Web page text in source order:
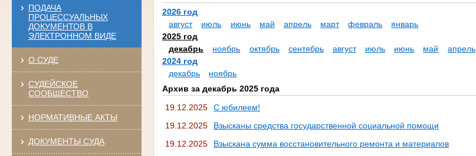
ПОДАЧА
ПРОЦЕССУАЛЬНЫХ
ДОКУМЕНТОВ В
ЭЛЕКТРОННОМ ВИДЕ
О СУДЕ
СУДЕЙСКОЕ
СООБЩЕСТВО
НОРМАТИВНЫЕ АКТЫ
ДОКУМЕНТЫ СУДА
2026 год
август
июль июнь май апрель март февраль
январь
2025 год
декабрь
ноябрь октябрь сентябрь август июль июнь май апрель
2024 год
декабрь
ноябрь
Архив за декабрь 2025 года
19.12.2025
С юбилеем!
19.12.2025
Взысканы средства государственной социальной помощи
19.12.2025
Взыскана сумма восстановительного ремонта и материалов